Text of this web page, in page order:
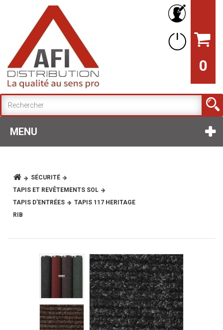
0
MENU
SÉCURITÉ
TAPIS ET REVÊTEMENTS SOL
TAPIS D'ENTRÉES
TAPIS 117 HERITAGE
RIB